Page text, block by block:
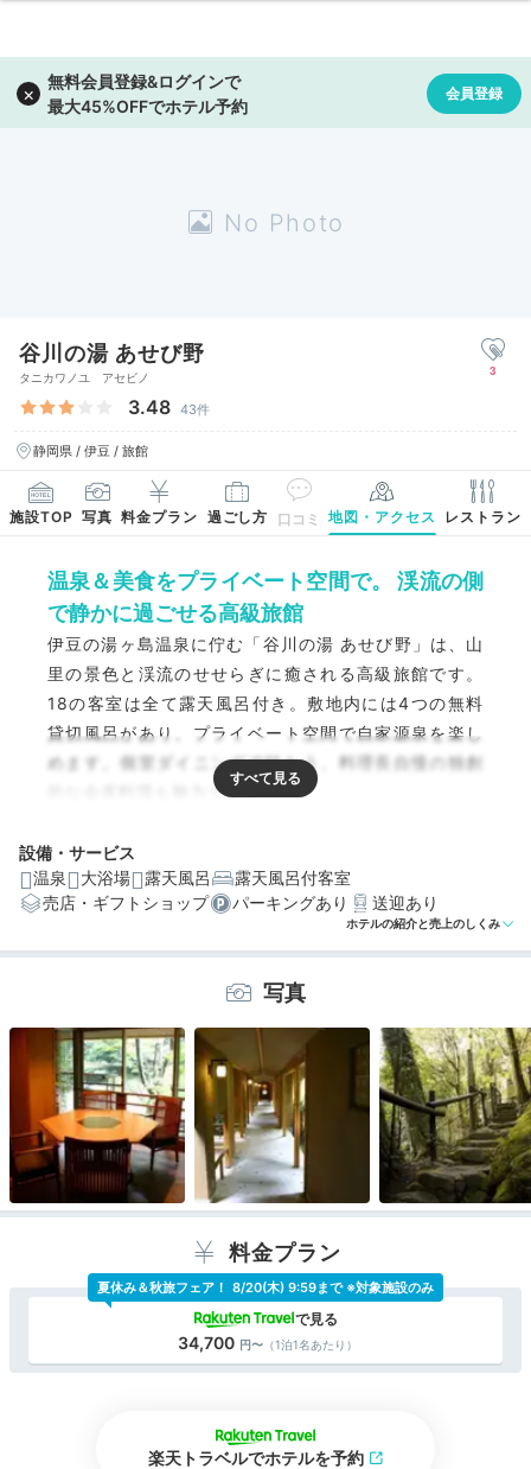
谷川の湯 あせび野
タニカワノユ アセビノ
3.48 43件
静岡県 / 伊豆 / 旅館
3
施設TOP 写真 料金プラン 過ごし方 口コミ 地図・アクセス レストラン
温泉＆美食をプライベート空間で。 渓流の側
で静かに過ごせる高級旅館
伊豆の湯ヶ島温泉に佇む「谷川の湯 あせび野」は、山
里の景色と渓流のせせらぎに癒される高級旅館です。
18の客室は全て露天風呂付き。敷地内には4つの無料
貸切風呂があり、プライベート空間で自家源泉を楽し
めます。個室ダイニングで味わう、料理長自慢の独創
的な会席料理も魅力です。
編集部おすすめの３つのポイント
テラス＆露天風呂付きの和モダンなお部屋
個室で味わう、伊豆食材たっぷりの独創的な料理
設備・サービス
温泉
大浴場 露天風呂
露天風呂付客室
売店・ギフトショップ
パーキングあり 送迎あり
ホテルの紹介と売上のしくみ
写真
料金プラン
34,700 （1泊1名あたり）
夏休み＆秋旅フェア！ 8/20(木) 9:59まで ※対象施設のみ
楽天トラベルでホテルを予約